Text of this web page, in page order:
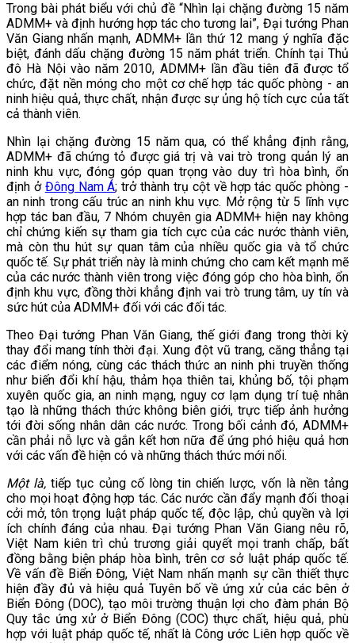
Trong bài phát biểu với chủ đề “Nhìn lại chặng đường 15 năm
ADMM+ và định hướng hợp tác cho tương lai”, Đại tướng Phan
Văn Giang nhấn mạnh, ADMM+ lần thứ 12 mang ý nghĩa đặc
biệt, đánh dấu chặng đường 15 năm phát triển. Chính tại Thủ
đô Hà Nội vào năm 2010, ADMM+ lần đầu tiên đã được tổ
chức, đặt nền móng cho một cơ chế hợp tác quốc phòng - an
ninh hiệu quả, thực chất, nhận được sự ủng hộ tích cực của tất
cả thành viên.
Nhìn lại chặng đường 15 năm qua, có thể khẳng định rằng,
ADMM+ đã chứng tỏ được giá trị và vai trò trong quản lý an
ninh khu vực, đóng góp quan trọng vào duy trì hòa bình, ổn
định ở Đông Nam Á; trở thành trụ cột về hợp tác quốc phòng -
an ninh trong cấu trúc an ninh khu vực. Mở rộng từ 5 lĩnh vực
hợp tác ban đầu, 7 Nhóm chuyên gia ADMM+ hiện nay không
chỉ chứng kiến sự tham gia tích cực của các nước thành viên,
mà còn thu hút sự quan tâm của nhiều quốc gia và tổ chức
quốc tế. Sự phát triển này là minh chứng cho cam kết mạnh mẽ
của các nước thành viên trong việc đóng góp cho hòa bình, ổn
định khu vực, đồng thời khẳng định vai trò trung tâm, uy tín và
sức hút của ADMM+ đối với các đối tác.
Theo Đại tướng Phan Văn Giang, thế giới đang trong thời kỳ
thay đổi mang tính thời đại. Xung đột vũ trang, căng thẳng tại
các điểm nóng, cùng các thách thức an ninh phi truyền thống
như biến đổi khí hậu, thảm họa thiên tai, khủng bố, tội phạm
xuyên quốc gia, an ninh mạng, nguy cơ lạm dụng trí tuệ nhân
tạo là những thách thức không biên giới, trực tiếp ảnh hưởng
tới đời sống nhân dân các nước. Trong bối cảnh đó, ADMM+
cần phải nỗ lực và gắn kết hơn nữa để ứng phó hiệu quả hơn
với các vấn đề hiện có và những thách thức mới nổi.
Một là, tiếp tục củng cố lòng tin chiến lược, vốn là nền tảng
cho mọi hoạt động hợp tác. Các nước cần đẩy mạnh đối thoại
cởi mở, tôn trọng luật pháp quốc tế, độc lập, chủ quyền và lợi
ích chính đáng của nhau. Đại tướng Phan Văn Giang nêu rõ,
Việt Nam kiên trì chủ trương giải quyết mọi tranh chấp, bất
đồng bằng biện pháp hòa bình, trên cơ sở luật pháp quốc tế.
Về vấn đề Biển Đông, Việt Nam nhấn mạnh sự cần thiết thực
hiện đầy đủ và hiệu quả Tuyên bố về ứng xử của các bên ở
Biển Đông (DOC), tạo môi trường thuận lợi cho đàm phán Bộ
Quy tắc ứng xử ở Biển Đông (COC) thực chất, hiệu quả, phù
hợp với luật pháp quốc tế, nhất là Công ước Liên hợp quốc về